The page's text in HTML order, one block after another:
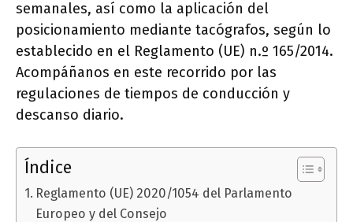
semanales, así como la aplicación del
posicionamiento mediante tacógrafos, según lo
establecido en el Reglamento (UE) n.º 165/2014.
Acompáñanos en este recorrido por las
regulaciones de tiempos de conducción y
descanso diario.
Índice
Reglamento (UE) 2020/1054 del Parlamento
Europeo y del Consejo